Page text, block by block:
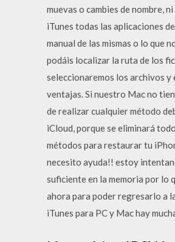
muevas o cambies de nombre,
iTunes todas las aplicaciones
manual de las mismas o lo que
podáis localizar la ruta de los
seleccionaremos los archivos y
ventajas. Si nuestro Mac no
de realizar cualquier método
iCloud, porque se eliminará
métodos para restaurar tu
necesito ayuda!! estoy
suficiente en la memoria por lo
ahora para poder regresarlo a
iTunes para PC y Mac hay